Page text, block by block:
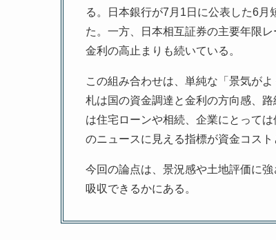
る。日本銀行が7月1日に公表した6
た。一方、日本相互証券の主要年限
金利の高止まりも続いている。
この組み合わせは、単純な「景気が
札は国の資金調達と金利の方向感、
は住宅ローンや相続、企業にとって
のニュースに見える指標が資金コス
今回の論点は、景況感や土地評価に
吸収できるかにある。